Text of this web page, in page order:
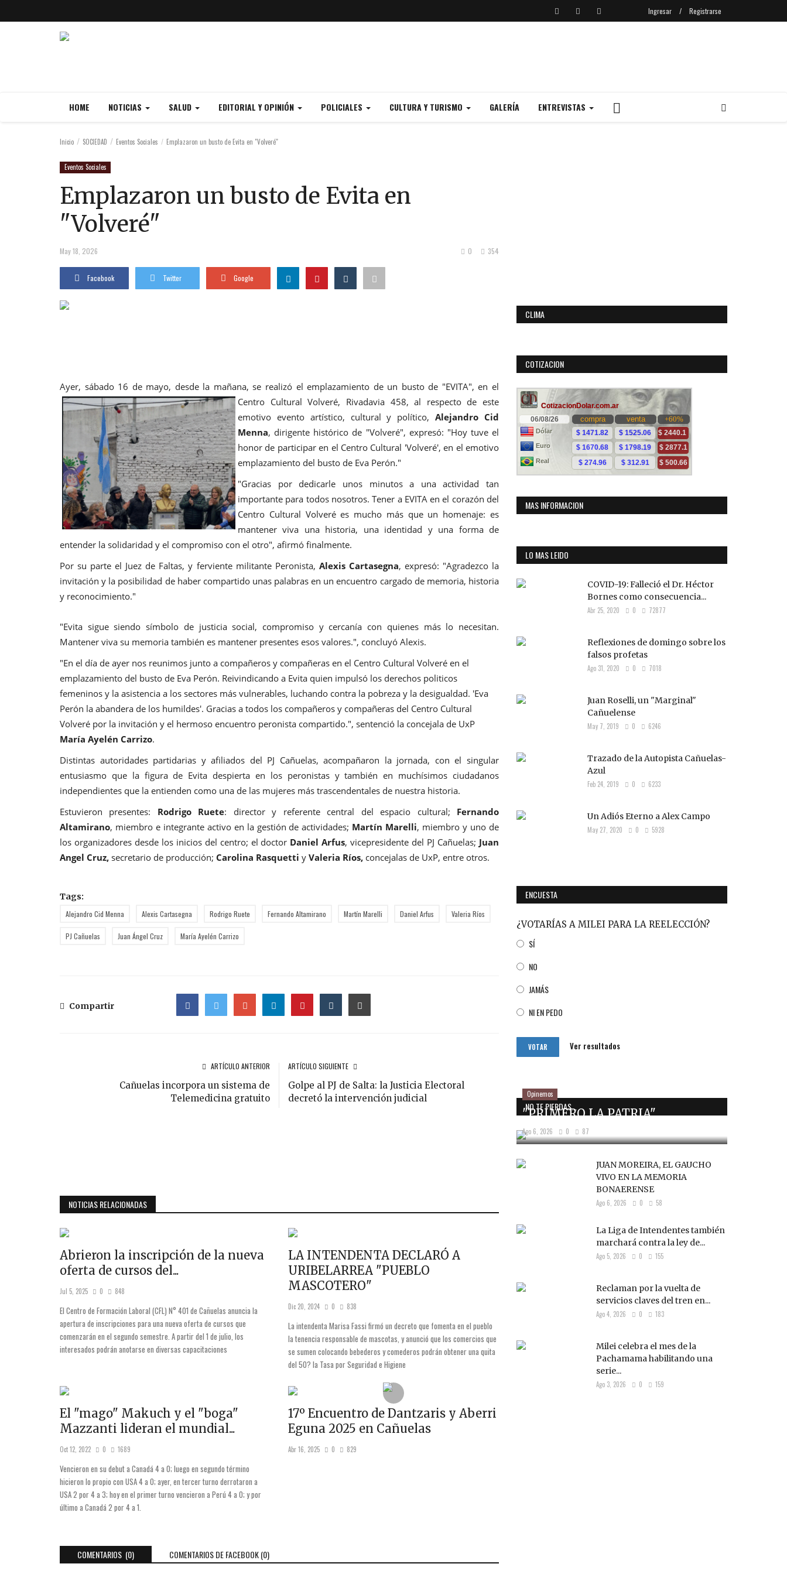
Ingresar / Registrarse
HOME NOTICIAS SALUD EDITORIAL Y OPINIÓN POLICIALES CULTURA Y TURISMO GALERÍA ENTREVISTAS
Inicio SOCIEDAD Eventos Sociales Emplazaron un busto de Evita en "Volveré"
Eventos Sociales
Emplazaron un busto de Evita en
"Volveré"
May 18, 2026 354
0
Facebook Twitter Google
Ayer, sábado 16 de mayo, desde la mañana, se realizó el emplazamiento de un busto de "EVITA", en el
Centro Cultural Volveré, Rivadavia 458, al respecto de este
emotivo evento artístico, cultural y político,Alejandro Cid
Menna, dirigente histórico de "Volveré", expresó: "Hoy tuve el
honor de participar en el Centro Cultural 'Volveré', en el emotivo
emplazamiento del busto de Eva Perón."
"Gracias por dedicarle unos minutos a una actividad tan
importante para todos nosotros. Tener a EVITA en el corazón del
Centro Cultural Volveré es mucho más que un homenaje: es
mantener viva una historia, una identidad y una forma de
entender la solidaridad y el compromiso con el otro", afirmó finalmente.
Por su parte el Juez de Faltas, y ferviente militante Peronista, Alexis Cartasegna, expresó: "Agradezco la
invitación y la posibilidad de haber compartido unas palabras en un encuentro cargado de memoria, historia
y reconocimiento."
"Evita sigue siendo símbolo de justicia social, compromiso y cercanía con quienes más lo necesitan.
Mantener viva su memoria también es mantener presentes esos valores.", concluyó Alexis.
"En el día de ayer nos reunimos junto a compañeros y compañeras en el Centro Cultural Volveré en el
emplazamiento del busto de Eva Perón. Reivindicando a Evita quien impulsó los derechos politicos
femeninos y la asistencia a los sectores más vulnerables, luchando contra la pobreza y la desigualdad. 'Eva
Perón la abandera de los humildes'. Gracias a todos los compañeros y compañeras del Centro Cultural
Volveré por la invitación y el hermoso encuentro peronista compartido.", sentenció la concejala de UxP
María Ayelén Carrizo.
Distintas autoridades partidarias y afiliados del PJ Cañuelas, acompañaron la jornada, con el singular
entusiasmo que la figura de Evita despierta en los peronistas y también en muchísimos ciudadanos
independientes que la entienden como una de las mujeres más trascendentales de nuestra historia.
Estuvieron presentes: Rodrigo Ruete: director y referente central del espacio cultural; Fernando
Altamirano, miembro e integrante activo en la gestión de actividades; Martín Marelli, miembro y uno de
los organizadores desde los inicios del centro; el doctor Daniel Arfus, vicepresidente del PJ Cañuelas; Juan
Angel Cruz, secretario de producción; Carolina Rasquetti y Valeria Ríos, concejalas de UxP, entre otros.
Tags:
Alejandro Cid Menna Alexis Cartasegna Rodrigo Ruete Fernando Altamirano Martín Marelli Daniel Arfus Valeria Ríos
PJ Cañuelas Juan Ángel Cruz María Ayelén Carrizo
Compartir
ARTÍCULO ANTERIOR
Cañuelas incorpora un sistema de
Telemedicina gratuito
ARTÍCULO SIGUIENTE
Golpe al PJ de Salta: la Justicia Electoral
decretó la intervención judicial
NOTICIAS RELACIONADAS
Abrieron la inscripción de la nueva
oferta de cursos del...
Jul 5, 2025 0 848
El Centro de Formación Laboral (CFL) N° 401 de Cañuelas anuncia la
apertura de inscripciones para una nueva oferta de cursos que
comenzarán en el segundo semestre. A partir del 1 de julio, los
interesados podrán anotarse en diversas capacitaciones
LA INTENDENTA DECLARÓ A
URIBELARREA "PUEBLO
MASCOTERO"
Dic 20, 2024 0 838
La intendenta Marisa Fassi firmó un decreto que fomenta en el pueblo
la tenencia responsable de mascotas, y anunció que los comercios que
se sumen colocando bebederos y comederos podrán obtener una quita
del 50? la Tasa por Seguridad e Higiene
El "mago" Makuch y el "boga"
Mazzanti lideran el mundial...
Oct 12, 2022 0 1689
Vencieron en su debut a Canadá 4 a 0; luego en segundo término
hicieron lo propio con USA 4 a 0; ayer, en tercer turno derrotaron a
USA 2 por 4 a 3; hoy en el primer turno vencieron a Perú 4 a 0; y por
último a Canadá 2 por 4 a 1.
17º Encuentro de Dantzaris y Aberri
Eguna 2025 en Cañuelas
Abr 16, 2025 0 829
COMENTARIOS (0) COMENTARIOS DE FACEBOOK (0)
CLIMA
COTIZACION
MAS INFORMACION
LO MAS LEIDO
COVID-19: Falleció el Dr. Héctor
Bornes como consecuencia...
Abr 25, 2020 0 72877
Reflexiones de domingo sobre los
falsos profetas
Ago 31, 2020 0 7018
Juan Roselli, un "Marginal"
Cañuelense
May 7, 2019 0 6246
Trazado de la Autopista Cañuelas-
Azul
Feb 24, 2019 0 6233
Un Adiós Eterno a Alex Campo
May 27, 2020 0 5928
ENCUESTA
¿VOTARÍAS A MILEI PARA LA REELECCIÓN?
SÍ
NO
JAMÁS
NI EN PEDO
VOTAR Ver resultados
NO TE PIERDAS...
Opinemos
"PRIMERO LA PATRIA"
Ago 6, 2026 0 87
JUAN MOREIRA, EL GAUCHO
VIVO EN LA MEMORIA
BONAERENSE
Ago 6, 2026 0 58
La Liga de Intendentes también
marchará contra la ley de...
Ago 5, 2026 0 155
Reclaman por la vuelta de
servicios claves del tren en...
Ago 4, 2026 0 183
Milei celebra el mes de la
Pachamama habilitando una
serie...
Ago 3, 2026 0 159